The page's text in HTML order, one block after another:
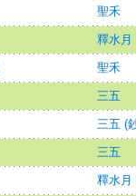
聖禾
釋水月
聖禾
三五
三五 (
三五
釋水月